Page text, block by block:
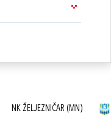
NK ŽELJEZNIČAR (MN)